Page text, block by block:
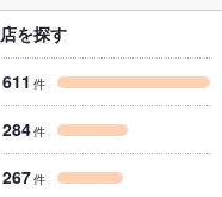
を探す
611 件
284件
267件